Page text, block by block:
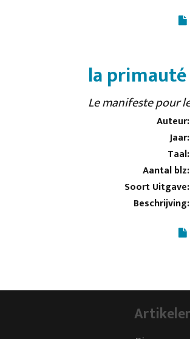
la
Le manifeste pour
Auteur:
Jaar:
Taal:
Aantal blz:
Soort Uitgave:
Beschrijving: